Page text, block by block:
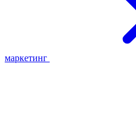
маркетинг